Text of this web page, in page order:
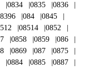
0834 0835
0836
084
0845
08514
0852
0858 0859
086
0869 087
0875
0884 0885
0887